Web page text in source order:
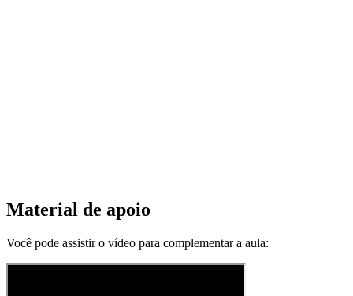
Material de apoio
Você pode assistir o vídeo para complementar a aula: